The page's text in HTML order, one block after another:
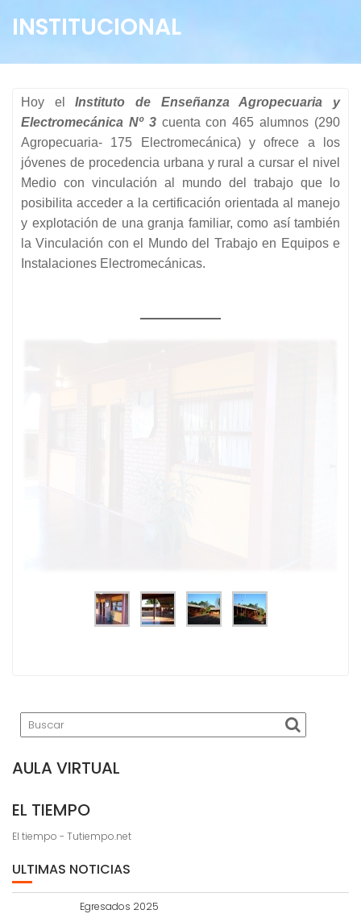
INSTITUCIONAL
Hoy elInstituto de Enseñanza Agropecuaria y
Electromecánica Nº 3cuenta con 465 alumnos (290
Agropecuaria- 175 Electromecánica) y ofrece a los
jóvenes de procedencia urbana y rural a cursar el nivel
Medio con vinculación al mundo del trabajo que lo
posibilita acceder a la certificación orientada al manejo
y explotación de una granja familiar, como así también
la Vinculación con el Mundo del Trabajo en Equipos e
Instalaciones Electromecánicas.
AULA VIRTUAL
EL TIEMPO
El tiempo - Tutiempo.net
ULTIMAS NOTICIAS
Egresados 2025